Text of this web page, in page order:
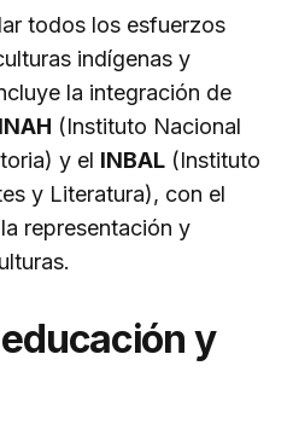
todos los esfuerzos
indígenas y
la integración de
INAH (Instituto Nacional
y el INBAL (Instituto
y Literatura), con el
representación y
y